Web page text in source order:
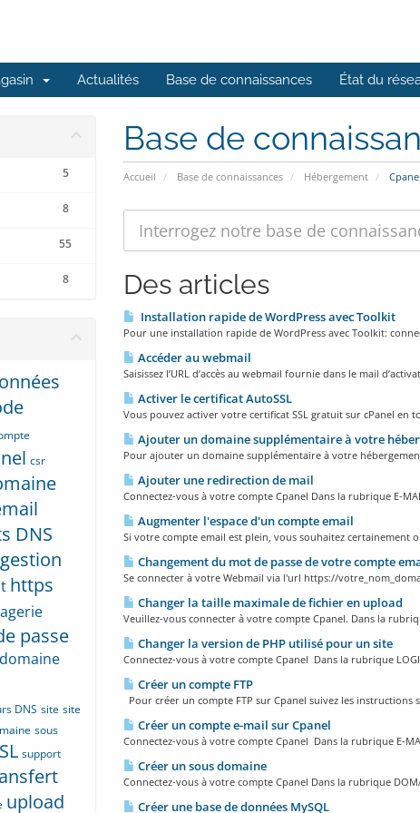
Actualités Base de connaissances État du
Base de
Accueil Base de connaissances Hébergement Cpanel
5
8
55
8 Des articles
Installation rapide de WordPress avec Toolkit
Pour une installation rapide de WordPress avec Toolkit:
Accéder au webmail
Saisissez l’URL d’accès au webmail fournie dans le mail
Activer le certificat AutoSSL
Vous pouvez activer votre certificat SSL gratuit sur cPanel en
Ajouter un domaine supplémentaire à votre
Pour ajouter un domaine supplémentaire à votre
Ajouter une redirection de mail
Connectez-vous à votre compte Cpanel Dans la rubrique E-
Augmenter l'espace d'un compte email
Si votre compte email est plein, vous souhaitez certainement
Changement du mot de passe de votre compte
Se connecter à votre Webmail via l'url https://
Changer la taille maximale de fichier en upload
Veuillez-vous connecter à votre compte Cpanel. Dans la
Changer la version de PHP utilisé pour un site
Connectez-vous à votre compte Cpanel Dans la rubrique
Créer un compte FTP
Pour créer un compte FTP sur Cpanel suivez les instructions
Créer un compte e-mail sur Cpanel
Connectez-vous à votre compte Cpanel Dans la rubrique E-
Créer un sous domaine
Connectez-vous à votre compte Cpanel Dans la rubrique
Créer une base de données MySQL
csr
DNS
gestion
https
passe
DNS site site
sous
support
upload